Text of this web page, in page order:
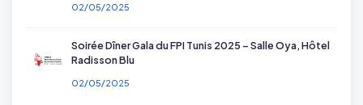
02/05/2025
Soirée Dîner Gala du FPI Tunis 2025 – Salle Oya, Hôtel
Radisson Blu
02/05/2025